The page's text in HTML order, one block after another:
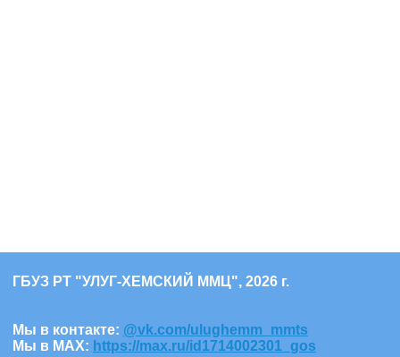
ГБУЗ РТ "УЛУГ-ХЕМСКИЙ ММЦ", 2026 г.
Мы в контакте: @vk.com/ulughemm_mmts
Мы в МАХ: https://max.ru/id1714002301_gos